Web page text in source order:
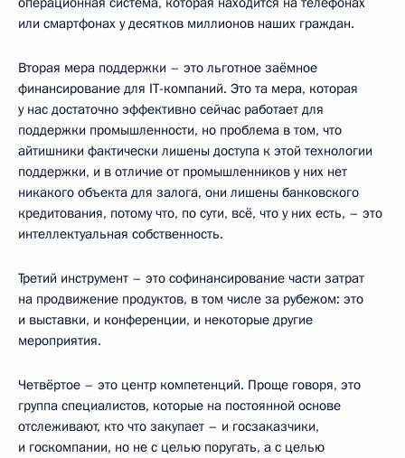
или смартфонах у десятков миллионов наших граждан.
Вторая мера поддержки – это льготное заёмное
финансирование для IT-компаний. Это та мера, которая
у нас достаточно эффективно сейчас работает для
поддержки промышленности, но проблема в том, что
айтишники фактически лишены доступа к этой технологии
поддержки, и в отличие от промышленников у них нет
никакого объекта для залога, они лишены банковского
кредитования, потому что, по сути, всё, что у них есть, – это
интеллектуальная собственность.
Третий инструмент – это софинансирование части затрат
на продвижение продуктов, в том числе за рубежом: это
и выставки, и конференции, и некоторые другие
мероприятия.
Четвёртое – это центр компетенций. Проще говоря, это
группа специалистов, которые на постоянной основе
отслеживают, кто что закупает – и госзаказчики,
и госкомпании, но не с целью поругать, а с целью